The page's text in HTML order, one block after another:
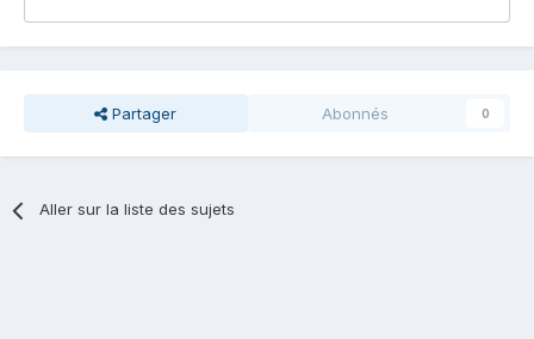
Partager Abonnés 0
Aller sur la liste des sujets